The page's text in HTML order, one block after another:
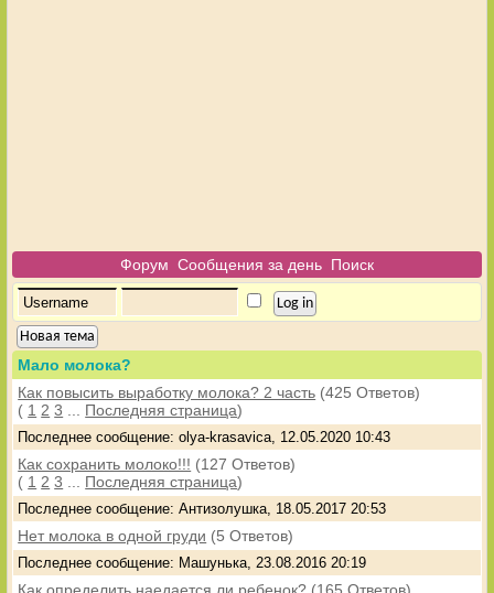
Форум Сообщения за день Поиск
Новая тема
Мало молока?
Как повысить выработку молока? 2 часть (425 Ответов)
( 1 2 3 Последняя страница)
Последнее сообщение: olya-krasavica, 12.05.2020 10:43
Как сохранить молоко!!! (127 Ответов)
( 1 2 3 Последняя страница)
Последнее сообщение: Антизолушка, 18.05.2017 20:53
Нет молока в одной груди (5 Ответов)
Последнее сообщение: Машунька, 23.08.2016 20:19